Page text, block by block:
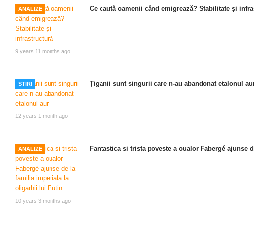
ANALIZE
9 years 11 months ago
Ce caută oamenii când emigrează? Stabilitate și
STIRI
12 years 1 month ago
Țiganii sunt singurii care n-au abandonat etalonul
ANALIZE
10 years 3 months ago
Fantastica si trista poveste a oualor Fabergé